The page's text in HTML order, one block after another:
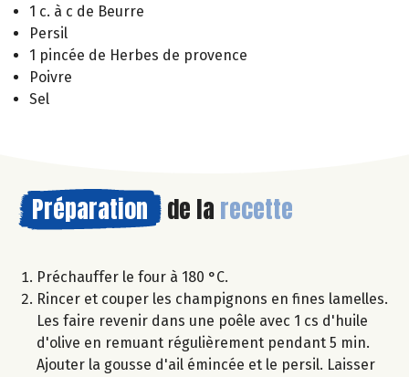
1 c. à c de Beurre
Persil
1 pincée de Herbes de provence
Poivre
Sel
Préparation de la recette
Préchauffer le four à 180 °C.
Rincer et couper les champignons en fines lamelles.
Les faire revenir dans une poêle avec 1 cs d'huile
d'olive en remuant régulièrement pendant 5 min.
Ajouter la gousse d'ail émincée et le persil. Laisser